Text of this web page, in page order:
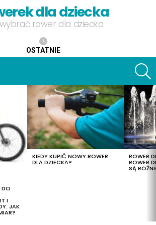
dla dziecka
rower dla dziecka
OSTATNIE
DO
I
JAK
KIEDY KUPIĆ NOWY ROWER
DLA DZIECKA?
ROWER
ROWER
SĄ